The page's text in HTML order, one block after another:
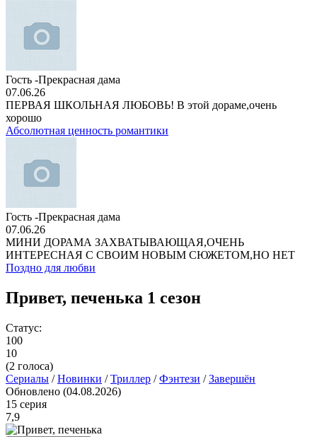
Гость -Прекрасная дама
07.06.26
ПЕРВАЯ ШКОЛЬНАЯ ЛЮБОВЬ! В этой дораме,очень
хорошо
Абсолютная ценность романтики
Гость -Прекрасная дама
07.06.26
МИНИ ДОРАМА ЗАХВАТЫВАЮЩАЯ,ОЧЕНЬ
ИНТЕРЕСНАЯ С СВОИМ НОВЫМ СЮЖЕТОМ,НО НЕТ
Поздно для любви
Привет, печенька 1 сезон
Статус:
100
10
(2 голоса)
Сериалы /Новинки /Триллер /Фэнтези /Завершён
Обновлено (04.08.2026)
15 серия
7,9